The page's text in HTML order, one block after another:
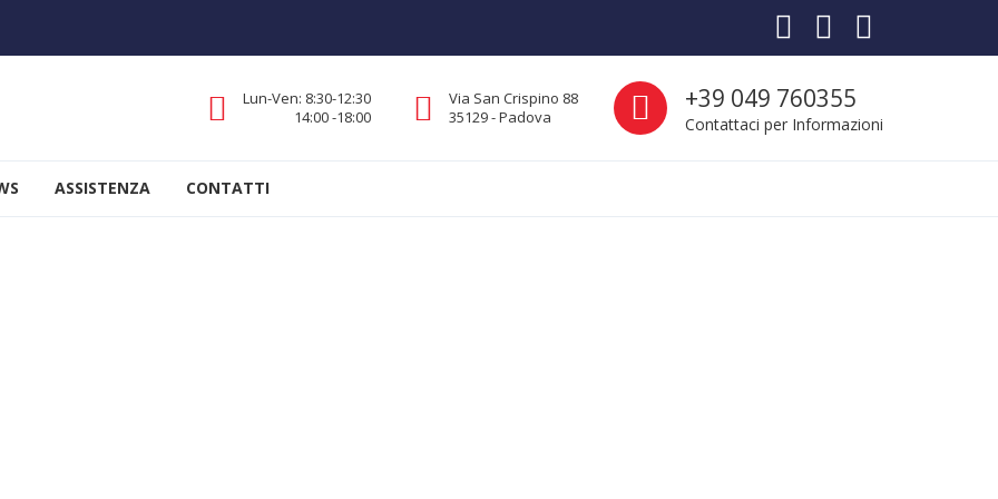
Call us
+39 049 760355
Contattaci per Informazioni
Via San Crispino 88
35129 - Padova
Lun-Ven: 8:30-12:30
14:00 -18:00
ASSISTENZA CONTATTI